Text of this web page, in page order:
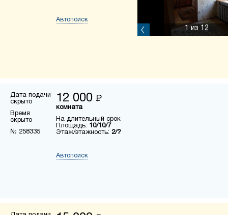
Автопоиск
1 из 12
Дата подачи
скрыто
Время
скрыто
№ 258335
12 000 Р
комната
На длительный срок
Площадь: 10/10/7
Этаж/этажность: 2/?
Автопоиск